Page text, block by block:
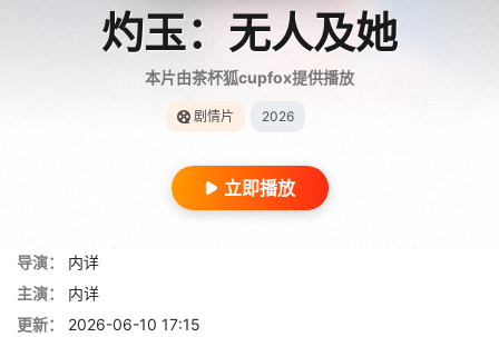
灼玉：无人及她
本片由茶杯狐cupfox提供播放
剧情片 2026
立即播放
导演：
内详
主演：
内详
更新：
2026-06-10 17:15